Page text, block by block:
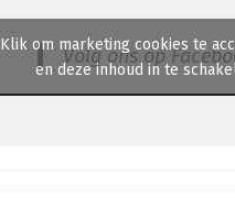
Volg ons op
Klik om marketing cookies te
en deze inhoud in te